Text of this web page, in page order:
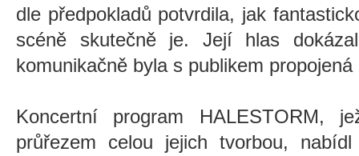
dle předpokladů potvrdila, jak
scéně skutečně je. Její hlas
komunikačně byla s publikem
Koncertní program HALESTORM,
průřezem celou jejich tvorbou,